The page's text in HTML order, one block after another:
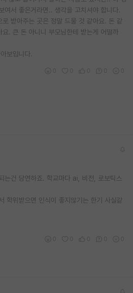
서 좋은거라면.. 생각을 고치셔야 합니다.
받아주는 곳은 정말 드물 것 같아요. 돈 같
. 큰 돈 아니니 부모님한테 받는게 어떨까
보입니다.
건 당연하죠. 학교마다 ai, 비전, 로보틱스
학위받으면 인식이 좋지않기는 한기 사실같